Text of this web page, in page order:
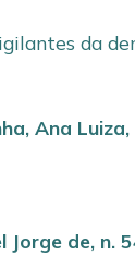
da
Ana Luiza,
Jorge de, n.